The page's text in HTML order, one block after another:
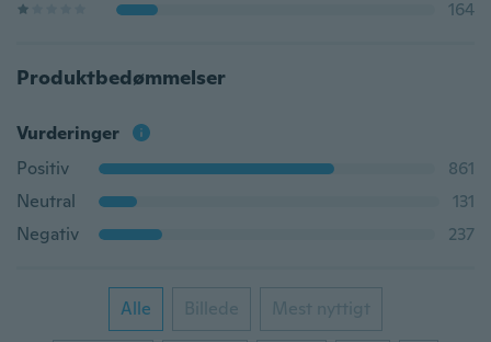
164
Produktbedømmelser
Vurderinger
Positiv
861
Neutral
131
Negativ
237
Alle Billede Mest nyttigt